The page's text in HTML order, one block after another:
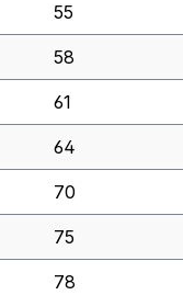
55
58
61
64
70
75
78